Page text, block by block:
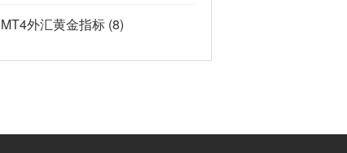
MT4外汇黄金指标(8)